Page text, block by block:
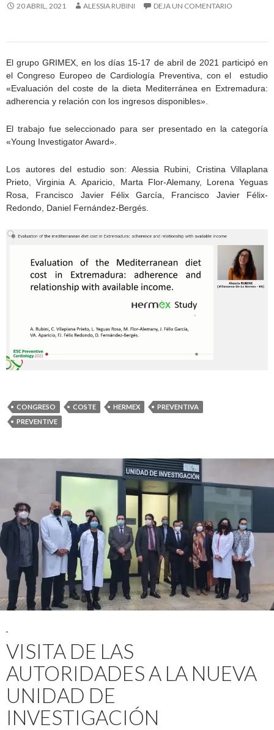
20 ABRIL, 2021 ALESSIA RUBINI DEJA UN COMENTARIO
El grupo GRIMEX, en los días 15-17 de abril de 2021 participó en
el Congreso Europeo de Cardiología Preventiva, con el estudio
«Evaluación del coste de la dieta Mediterránea en Extremadura:
adherencia y relación con los ingresos disponibles».
El trabajo fue seleccionado para ser presentado en la categoría
«Young Investigator Award».
Los autores del estudio son: Alessia Rubini, Cristina Villaplana
Prieto, Virginia A. Aparicio, Marta Flor-Alemany, Lorena Yeguas
Rosa, Francisco Javier Félix García, Francisco Javier Félix-
Redondo, Daniel Fernández-Bergés.
CONGRESO COSTE HERMEX
PREVENTIVA
PREVENTIVE
.
VISITA DE LAS
AUTORIDADES A LA NUEVA
UNIDAD DE
INVESTIGACIÓN